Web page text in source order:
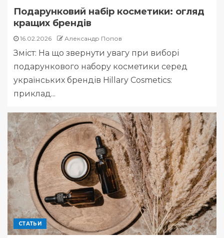
Подарунковий набір косметики: огляд
кращих брендів
16.02.2026 Александр Попов
Зміст: На що звернути увагу при виборі
подарункового набору косметики серед
українських брендів Hillary Cosmetics:
приклад...
СТАТЬИ